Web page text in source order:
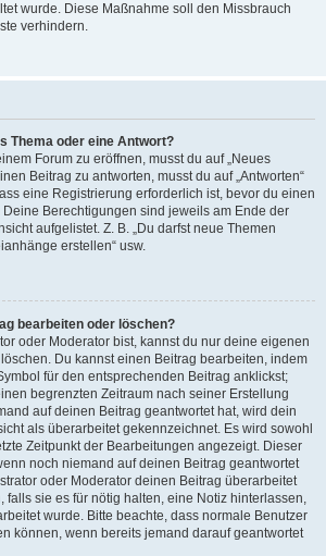
wurde. Diese Maßnahme soll den Missbrauch
verhindern.
Thema oder eine Antwort?
Forum zu eröffnen, musst du auf „Neues
Beitrag zu antworten, musst du auf „Antworten“
eine Registrierung erforderlich ist, bevor du einen
Deine Berechtigungen sind jeweils am Ende der
aufgelistet. Z. B. „Du darfst neue Themen
erstellen“ usw.
bearbeiten oder löschen?
oder Moderator bist, kannst du nur deine eigenen
Du kannst einen Beitrag bearbeiten, indem
für den entsprechenden Beitrag anklickst;
begrenzten Zeitraum nach seiner Erstellung
auf deinen Beitrag geantwortet hat, wird dein
als überarbeitet gekennzeichnet. Es wird sowohl
Zeitpunkt der Bearbeitungen angezeigt. Dieser
noch niemand auf deinen Beitrag geantwortet
oder Moderator deinen Beitrag überarbeitet
falls sie es für nötig halten, eine Notiz hinterlassen,
wurde. Bitte beachte, dass normale Benutzer
können, wenn bereits jemand darauf geantwortet